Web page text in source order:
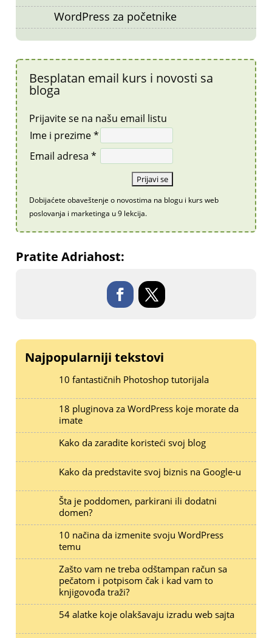
WordPress za početnike
Besplatan email kurs i novosti sa
bloga
Prijavite se na našu email listu
Ime i prezime *
Email adresa *
Dobijaćete obaveštenje o novostima na blogu i kurs web
poslovanja i marketinga u 9 lekcija.
Pratite Adriahost:
Najpopularniji tekstovi
10 fantastičnih Photoshop tutorijala
18 pluginova za WordPress koje morate da
imate
Kako da zaradite koristeći svoj blog
Kako da predstavite svoj biznis na Google-u
Šta je poddomen, parkirani ili dodatni
domen?
10 načina da izmenite svoju WordPress
temu
Zašto vam ne treba odštampan račun sa
pečatom i potpisom čak i kad vam to
knjigovođa traži?
54 alatke koje olakšavaju izradu web sajta